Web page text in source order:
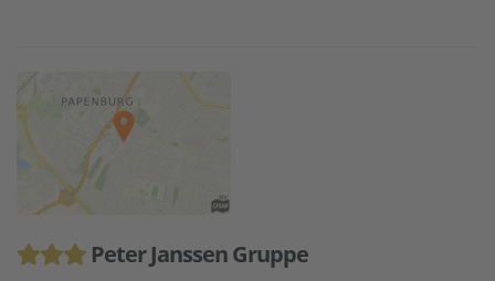
Peter Janssen Gruppe